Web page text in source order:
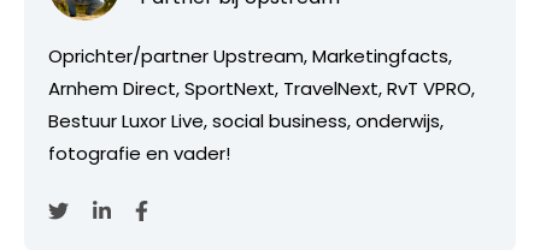
Oprichter/partner Upstream, Marketingfacts,
Arnhem Direct, SportNext, TravelNext, RvT VPRO,
Bestuur Luxor Live, social business, onderwijs,
fotografie en vader!